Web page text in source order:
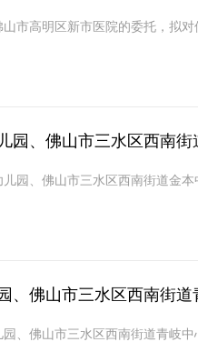
市高明区新市医院的委托，拟
园、佛山市三水区西南
园、佛山市三水区西南街道金
、佛山市三水区西南街
、佛山市三水区西南街道青岐